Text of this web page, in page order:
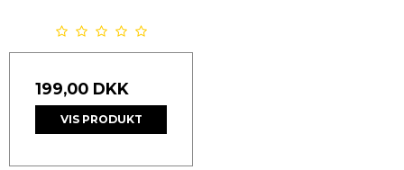
199,00 DKK
VIS PRODUKT